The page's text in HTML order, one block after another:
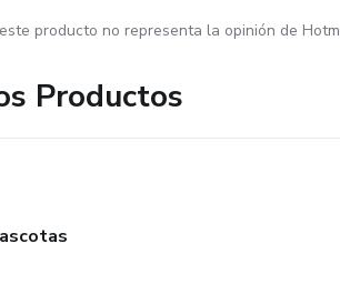
producto no representa la opinión de
Productos